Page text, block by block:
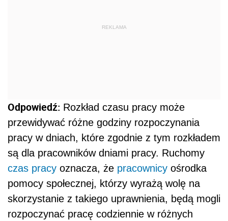
REKLAMA
Odpowiedź: Rozkład czasu pracy może
przewidywać różne godziny rozpoczynania
pracy w dniach, które zgodnie z tym rozkładem
są dla pracowników dniami pracy. Ruchomy
czas pracy oznacza, że pracownicy ośrodka
pomocy społecznej, którzy wyrażą wolę na
skorzystanie z takiego uprawnienia, będą mogli
rozpoczynać pracę codziennie w różnych